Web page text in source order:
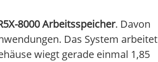
8000 Arbeitsspeicher. Davon
Das System arbeitet
wiegt gerade einmal 1,85